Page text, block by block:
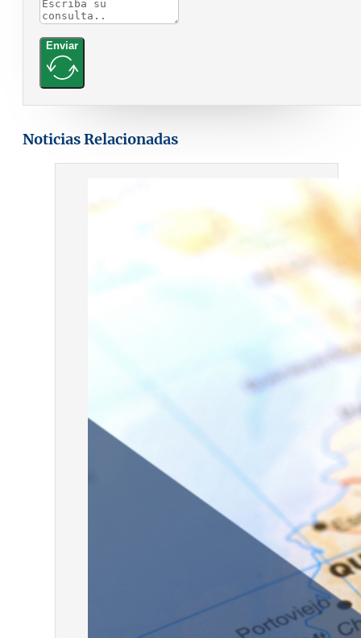
Enviar
Noticias Relacionadas